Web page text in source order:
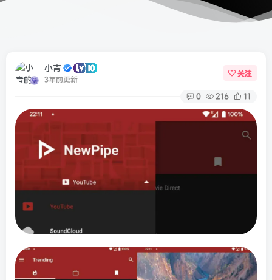
小青
3年前更新
关注
0 216 11